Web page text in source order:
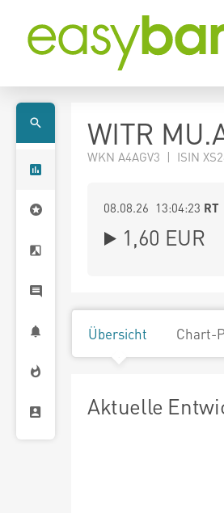
WITR
WKN A4AGV3 | ISIN
08.08.26 13:04:23 RT
1,60 EUR
Übersicht Chart-
Aktuelle